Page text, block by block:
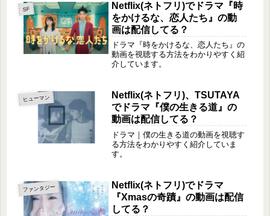
SF
Netflix(ネトフリ)でドラマ『時
をかけるな、恋人たち』の動
画は配信してる？
ドラマ『時をかけるな、恋人たち』の
動画を視聴する方法をわかりやすく紹
介しています。
ヒューマン
Netflix(ネトフリ)、TSUTAYA
でドラマ『僕の生きる道』の
動画は配信してる？
ドラマ｜僕の生きる道の動画を視聴す
る方法をわかりやすく紹介していま
す。
ファンタジー
Netflix(ネトフリ)でドラマ
『Xmasの奇蹟』の動画は配信
してる？